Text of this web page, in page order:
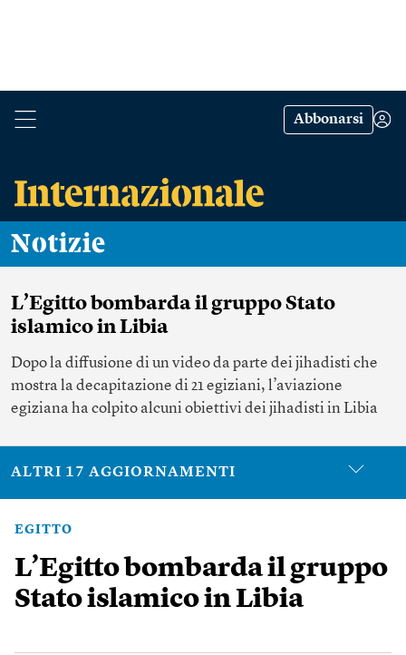
Abbonarsi
Notizie
L’Egitto bombarda il gruppo Stato
islamico in Libia
Dopo la diffusione di un video da parte dei jihadisti che
mostra la decapitazione di 21 egiziani, l’aviazione
egiziana ha colpito alcuni obiettivi dei jihadisti in Libia
ALTRI 17 AGGIORNAMENTI
EGITTO
L’Egitto bombarda il gruppo
Stato islamico in Libia